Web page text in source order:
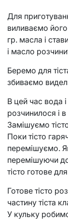
Для
виливаємо
гр. масла і
і масло
Беремо для
збиваємо
В цей час вода
розчинилося і
Замішуємо
Поки тісто
перемішуємо.
перемішуючи
тісто готове
Готове тісто
частину тіста
У кульку